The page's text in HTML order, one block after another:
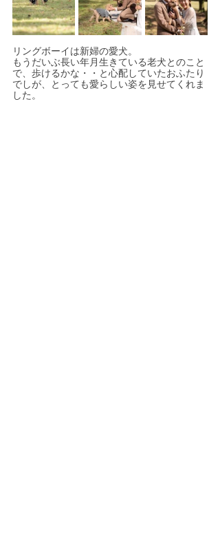
リングボーイは新婦の愛犬。
もうだいぶ長い年月生きている老犬とのこと
で、歩けるかな・・と心配していたおふたり
でしが、とっても愛らしい姿を見せてくれま
した。